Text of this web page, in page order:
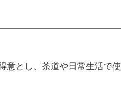
意とし、茶道や日常生活で使